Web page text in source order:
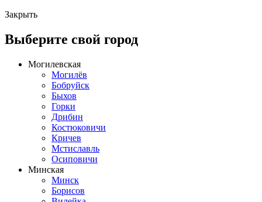
Закрыть
Выберите свой город
Могилевская
Могилёв
Бобруйск
Быхов
Горки
Дрибин
Костюковичи
Кричев
Мстиславль
Осиповичи
Минская
Минск
Борисов